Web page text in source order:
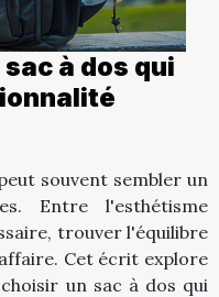
à dos qui
souvent sembler un
Entre l'esthétisme
trouver l'équilibre
Cet écrit explore
un sac à dos qui